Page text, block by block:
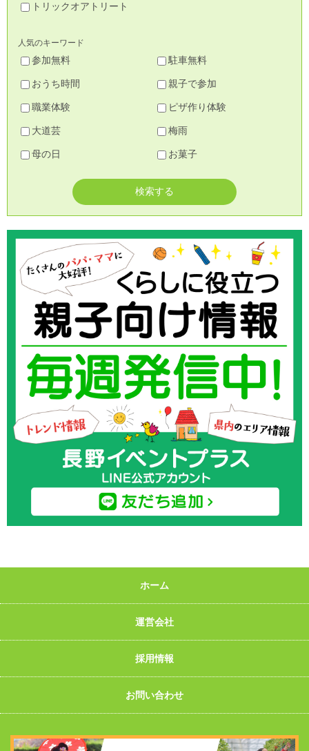
トリックオアトリート
人気のキーワード
参加無料 駐車無料
おうち時間 親子で参加
職業体験 ピザ作り体験
大道芸 梅雨
母の日 お菓子
ホーム
運営会社
採用情報
お問い合わせ